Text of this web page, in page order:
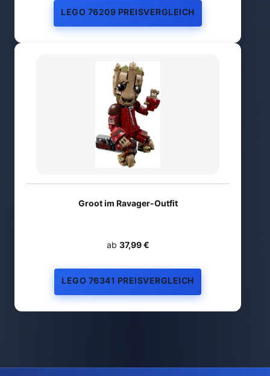
LEGO 76209 PREISVERGLEICH
Groot im Ravager-Outfit
ab 37,99 €
LEGO 76341 PREISVERGLEICH